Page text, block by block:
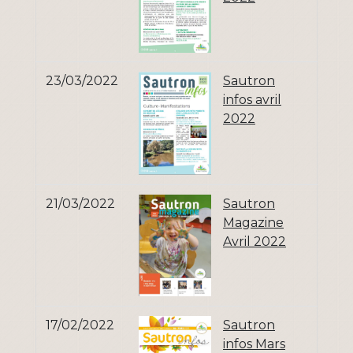
23/03/2022
Sautron
infos avril
2022
21/03/2022
Sautron
Magazine
Avril 2022
17/02/2022
Sautron
infos Mars